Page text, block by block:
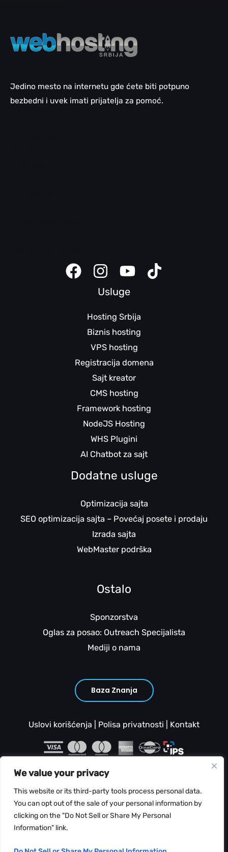
We value your privacy
This website or its third-party tools process personal data.
You can opt out of the sale of your personal information by
clicking on the "Do Not Sell or Share My Personal
Information" link.
Jedino mesto na internetu gde ćete biti potpuno
bezbedni i uvek imati prijatelja za pomoć.
Usluge
Hosting Srbija
Biznis hosting
VPS hosting
Registracija domena
Sajt kreator
CMS hosting
Framework hosting
NodeJS Hosting
WHS Plugini
AI Chatbot za sajt
Dodatne usluge
Optimizacija sajta
SEO optimizacija sajta – Povećaj posete i prodaju
Izrada sajta
WebMaster podrška
Ostalo
Sponzorstva
Oglas za posao: Outreach Specijalista
Mediji o nama
Baza Znanja
Uslovi korišćenja Polisa privatnosti Kontakt
Copyright © 2026 Web Hosting Srbija